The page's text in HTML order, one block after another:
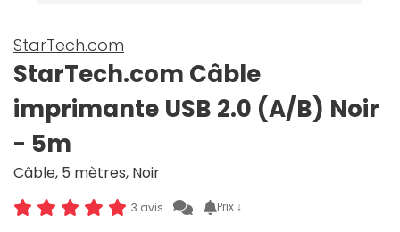
StarTech.com
StarTech.com Câble
imprimante USB 2.0 (A/B) Noir
- 5m
Câble, 5 mètres, Noir
3 avis Prix ↓